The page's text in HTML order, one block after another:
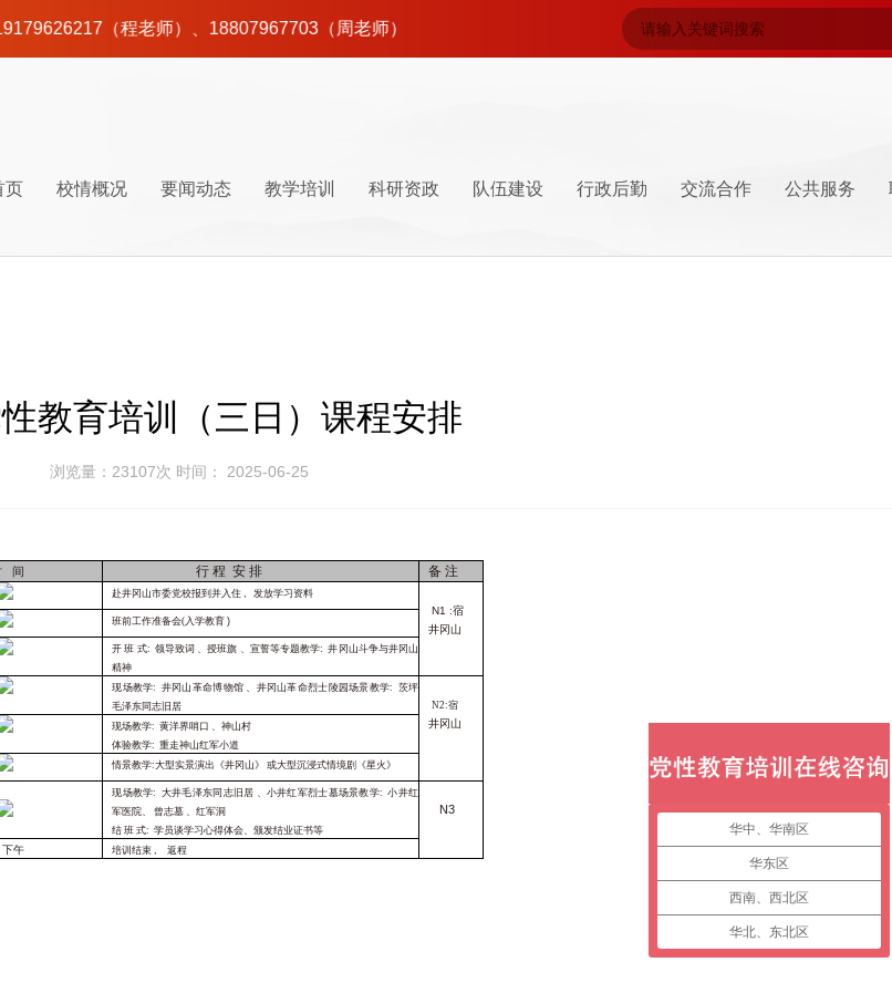
（程老师）、18807967703（周老师）
页 校情概况 要闻动态 教学培训 科研资政 队伍建设 行政后勤 交流合作 公共服务
教育培训（三日）课程安排
浏览量：23107次 时间： 2025-06-25
间 行 程 安 排 备 注
赴井冈山市委党校报到并入住 , 发放学习资料
N1 :宿
井冈山
班前工作准备会(入学教育)
开 班 式: 领导致词 、授班旗 、宣誓等专题教学: 井冈山斗争与井冈山
精神
现场教学: 井冈山革命博物馆 、井冈山革命烈士陵园场景教学: 茨坪
毛泽东同志旧居
N2:宿
井冈山
现场教学: 黄洋界哨口 、神山村
体验教学: 重走神山红军小道
情景教学:大型实景演出《井冈山》 或大型沉浸式情境剧《星火》
现场教学: 大井毛泽东同志旧居 、小井红军烈士墓场景教学: 小井红
军医院、
曾志墓 、红军洞
结 班 式: 学员谈学习心得体会、颁发结业证书等
N3
下午 培训结束 , 返程
华中、华南区
华东区
西南、西北区
华北、东北区